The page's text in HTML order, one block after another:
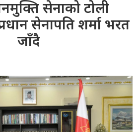
सेनाको टोली
सेनापति शर्मा भरत
जाँदै